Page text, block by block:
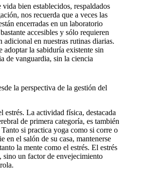
bien establecidos, respaldados
nos recuerda que a veces las
encerradas en un laboratorio
accesibles y sólo requieren
adicional en nuestras rutinas diarias.
adoptar la sabiduría existente sin
de vanguardia, sin la ciencia
la perspectiva de la gestión del
estrés. La actividad física, destacada
de primera categoría, es también
si practica yoga como si corre o
en el salón de su casa, mantenerse
la mente como el estrés. El estrés
sino un factor de envejecimiento